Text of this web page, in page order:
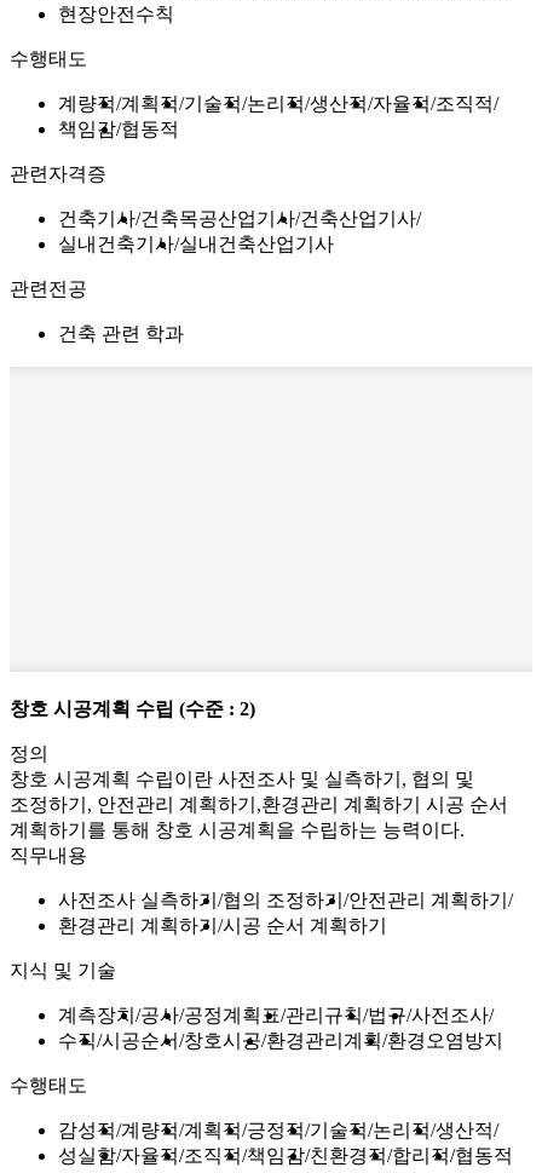
현장안전수칙
수행태도
계량적 계획적 기술적 논리적 생산적 자율적 조직적
책임감 협동적
관련자격증
건축기사 건축목공산업기사 건축산업기사
실내건축기사 실내건축산업기사
관련전공
건축 관련 학과
창호 시공계획 수립 (수준 : 2)
정의
창호 시공계획 수립이란 사전조사 및 실측하기, 협의 및
조정하기, 안전관리 계획하기,환경관리 계획하기 시공 순서
계획하기를 통해 창호 시공계획을 수립하는 능력이다.
직무내용
사전조사 실측하기 협의 조정하기
안전관리 계획하기
환경관리 계획하기
시공 순서 계획하기
지식 및 기술
계측장치 공사 공정계획표 관리규칙 법규 사전조사
수직 시공순서 창호시공 환경관리계획 환경오염방지
수행태도
감성적 계량적 계획적 긍정적 기술적 논리적 생산적
성실함 자율적 조직적 책임감 친환경적 합리적 협동적